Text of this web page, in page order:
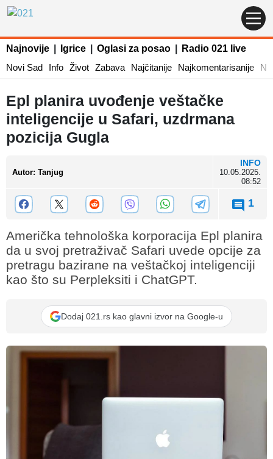
Najnovije Igrice Oglasi za posao
Radio 021 live
Novi Sad
Info Život Zabava Najčitanije Najkomentarisanije
Epl planira uvođenje veštačke
inteligencije u Safari, uzdrmana
pozicija Gugla
Autor: Tanjug
INFO
10.05.2025.
08:52
1
Američka tehnološka korporacija Epl planira
da u svoj pretraživač Safari uvede opcije za
pretragu bazirane na veštačkoj inteligenciji
kao što su Perpleksiti i ChatGPT.
Dodaj 021.rs kao glavni izvor na Google-u